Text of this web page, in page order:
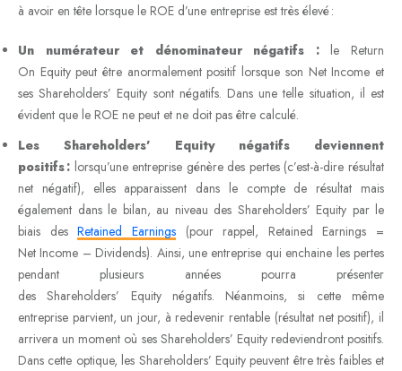
à avoir en tête lorsque le ROE d’une entreprise est très élevé :
Un numérateur et dénominateur négatifs :le Return
On Equity peut être anormalement positif lorsque son Net Income et
ses Shareholders’ Equity sont négatifs. Dans une telle situation, il est
évident que le ROE ne peut et ne doit pas être calculé.
Les Shareholders’ Equity négatifs deviennent
positifs : lorsqu’une entreprise génère des pertes (c’est-à-dire résultat
net négatif), elles apparaissent dans le compte de résultat mais
également dans le bilan, au niveau des Shareholders’ Equity par le
biais desRetained Earnings(pour rappel, Retained Earnings =
Net Income – Dividends). Ainsi, une entreprise qui enchaine les pertes
pendant plusieurs années pourra présenter
des Shareholders’ Equity négatifs. Néanmoins, si cette même
entreprise parvient, un jour, à redevenir rentable (résultat net positif), il
arrivera un moment où ses Shareholders’ Equity redeviendront positifs.
Dans cette optique, les Shareholders’ Equity peuvent être très faibles et